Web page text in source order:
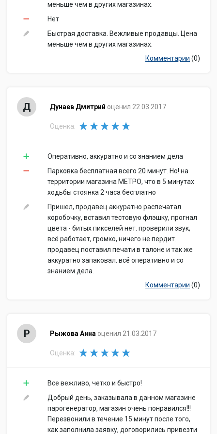
меньше чем в других магазинах.
Нет
Быстрая доставка. Вежливые продавцы. Цена
меньше чем в других магазинах.
Комментарии (0)
Д Дунаев Дмитрий оценил 22.03.2017
Оценка:
Оперативно, аккуратно и со знанием дела
Парковка бесплатная всего 20 минут. Но! на
территории магазина МЕТРО, что в 5 минутах
ходьбы стоянка 2 часа бесплатно
Пришел, продавец аккуратно распечатал
коробочку, вставил тестовую флэшку, прогнал
цвета - битых пикселей нет. проверили звук,
всё работает, громко, ничего не пердит.
продавец поставил печати в талоне и так же
аккуратно запаковал. всё оперативно и со
знанием дела.
Комментарии (0)
Р Рыжова Анна оценил 21.03.2017
Оценка:
Все вежливо, четко и быстро!
Добрый день, заказывала в данном магазине
парогенератор, магазин очень понравился!!!
Перезвонили в течение 15 минут после того,
как заполнила заявку, договорились привезти